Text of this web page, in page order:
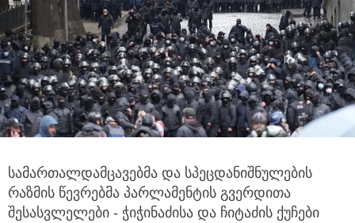
სამართალდამცავებმა და სპეცდანიშნულების
რაზმის წევრებმა პარლამენტის გვერდითა
შესასვლელები - ჭიჭინაძისა და ჩიტაძის ქუჩები